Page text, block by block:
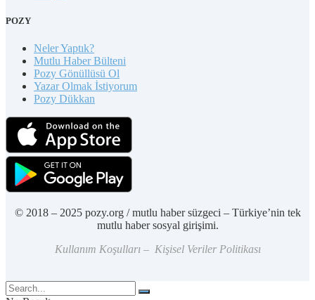
POZY
Neler Yaptık?
Mutlu Haber Bülteni
Pozy Gönüllüsü Ol
Yazar Olmak İstiyorum
Pozy Dükkan
© 2018 – 2025 pozy.org / mutlu haber süzgeci – Türkiye’nin tek
mutlu haber sosyal girişimi.
Kullanım Koşulları – Kişisel Veriler Politikası